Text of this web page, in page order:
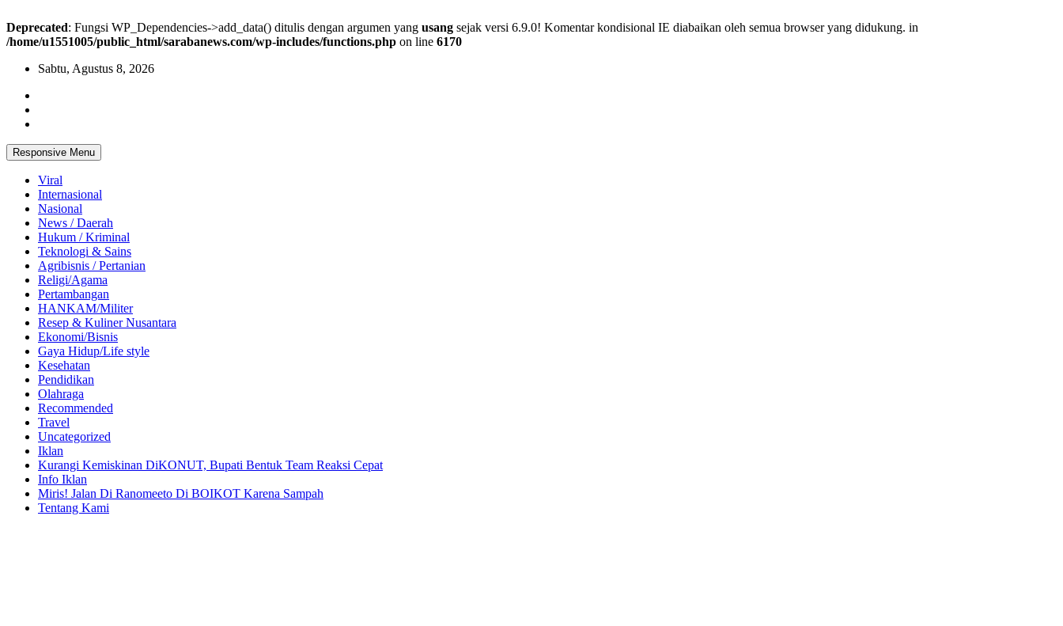
Deprecated: Fungsi WP_Dependencies->add_data() ditulis dengan argumen yang usang sejak versi 6.9.0! Komentar kondisional IE diabaikan oleh semua browser yang didukung. in
/home/u1551005/public_html/sarabanews.com/wp-includes/functions.php on line 6170
Skip
content
Sabtu, Agustus 8, 2026
Responsive Menu
Viral
Internasional
Nasional
News / Daerah
Hukum / Kriminal
Teknologi & Sains
Agribisnis / Pertanian
Religi/Agama
Pertambangan
HANKAM/Militer
Resep & Kuliner Nusantara
Ekonomi/Bisnis
Gaya Hidup/Life style
Kesehatan
Pendidikan
Olahraga
Recommended
Travel
Uncategorized
Iklan
Kurangi Kemiskinan DiKONUT, Bupati Bentuk Team Reaksi Cepat
Info Iklan
Miris! Jalan Di Ranomeeto Di BOIKOT Karena Sampah
Tentang Kami